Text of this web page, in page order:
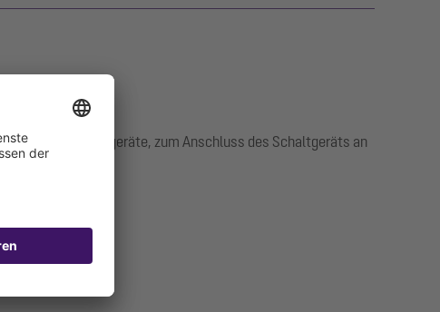
Aqualift Schaltgeräte, zum Anschluss des Schaltgeräts an